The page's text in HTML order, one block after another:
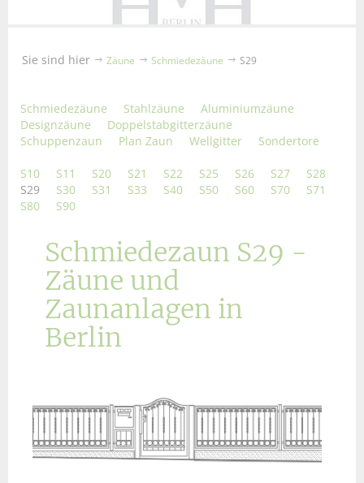
Sie sind hier Zäune Schmiedezäune S29
Schmiedezäune Stahlzäune
Aluminiumzäune
Designzäune
Doppelstabgitterzäune
Schuppenzaun
Plan Zaun Wellgitter Sondertore
S10 S11 S20 S21 S22 S25 S26 S27
S28
S29
S30 S31 S33 S40 S50 S60 S70
S71
S80
S90
Schmiedezaun S29 -
Zäune und
Zaunanlagen in
Berlin